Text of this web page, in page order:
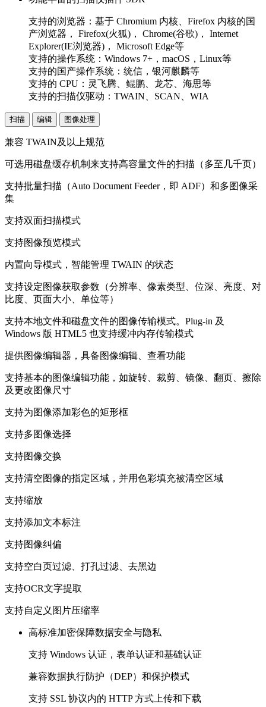
支持的浏览器： 基于 Chromium 内核、Firefox 内核的国
产浏览器，
Firefox(火狐)， Chrome(谷歌)， Internet
Explorer(IE浏览器)，
Microsoft Edge等
支持的操作系统： Windows 7+，macOS，Linux等
支持的国产操作系统： 统信，银河麒麟等
支持的 CPU： 灵飞腾、鲲鹏、龙芯、海思等
支持的扫描仪驱动： TWAIN、SCAN、WIA
扫描 编辑 图像处理
兼容 TWAIN及以上规范
可选用磁盘缓存机制来支持高容量文件的扫描（多至几千页）
支持批量扫描（Auto Document Feeder，即 ADF）和多图像采
集
支持双面扫描模式
支持图像预览模式
内置向导模式，智能管理 TWAIN 的状态
支持设定图像获取参数（分辨率、像素类型、位深、亮度、对
比度、页面大小、单位等）
支持本地文件和磁盘文件的图像传输模式。Plug-in 及
Windows 版 HTML5 也支持缓冲内存传输模式
提供图像编辑器，具备图像编辑、查看功能
支持基本的图像编辑功能，如旋转、裁剪、镜像、翻页、擦除
及更改图像尺寸
支持为图像添加彩色的矩形框
支持多图像选择
支持图像交换
支持清空图像的指定区域，并用色彩填充被清空区域
支持缩放
支持添加文本标注
支持图像纠偏
支持空白页过滤、打孔过滤、去黑边
支持OCR文字提取
支持自定义图片压缩率
高标准加密保障数据安全与隐私
支持 Windows 认证，表单认证和基础认证
兼容数据执行防护（DEP）和保护模式
支持 SSL 协议内的 HTTP 方式上传和下载